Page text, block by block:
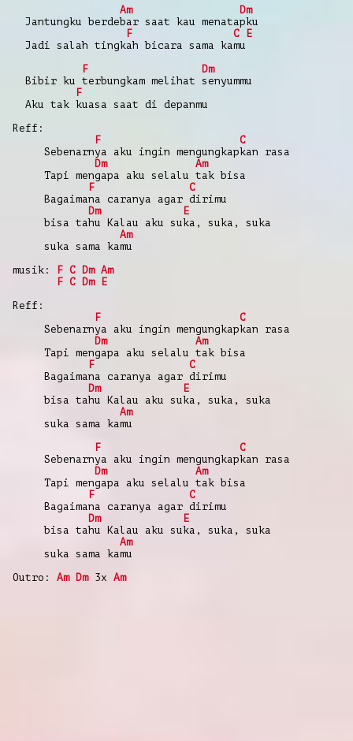
Am
Dm
Jantungku berdebar saat kau menatapku
F
C
E
Jadi salah tingkah bicara sama kamu
F
Dm
Bibir ku terbungkam melihat senyummu
F
Aku tak kuasa saat di depanmu
Reff:
F
C
Sebenarnya aku ingin mengungkapkan rasa
Dm
Am
Tapi mengapa aku selalu tak bisa
F
C
Bagaimana caranya agar dirimu
Dm
E
bisa tahu Kalau aku suka, suka, suka
Am
suka sama kamu
musik:
F C Dm Am
F C Dm
E
Reff:
F
C
Sebenarnya aku ingin mengungkapkan rasa
Dm
Am
Tapi mengapa aku selalu tak bisa
F
C
Bagaimana caranya agar dirimu
Dm
E
bisa tahu Kalau aku suka, suka, suka
Am
suka sama kamu
F
C
Sebenarnya aku ingin mengungkapkan rasa
Dm
Am
Tapi mengapa aku selalu tak bisa
F
C
Bagaimana caranya agar dirimu
Dm
E
bisa tahu Kalau aku suka, suka, suka
Am
suka sama kamu
Outro: Am Dm3x Am